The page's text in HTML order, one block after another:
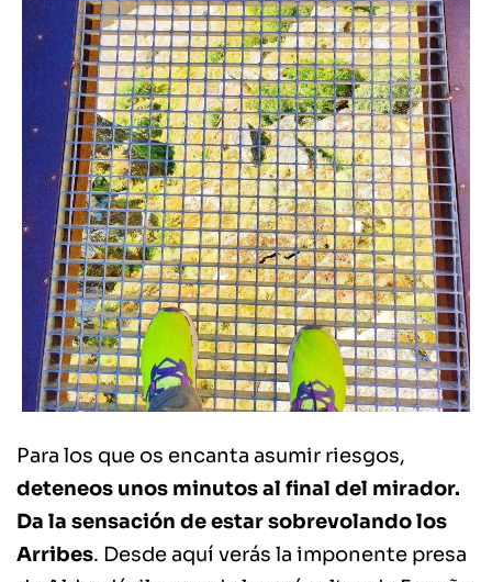
Para los que os encanta asumir riesgos,
deteneos unos minutos al final del mirador.
Da la sensación de estar sobrevolando los
Arribes. Desde aquí verás la imponente presa